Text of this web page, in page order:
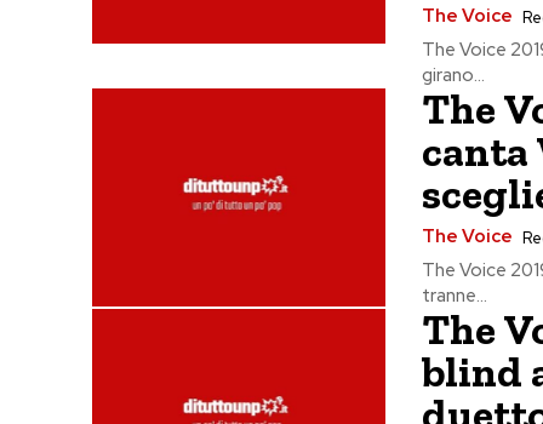
The Voice
The Voice
girano...
The
canta
The Voice
The Voice
tranne...
The
blind